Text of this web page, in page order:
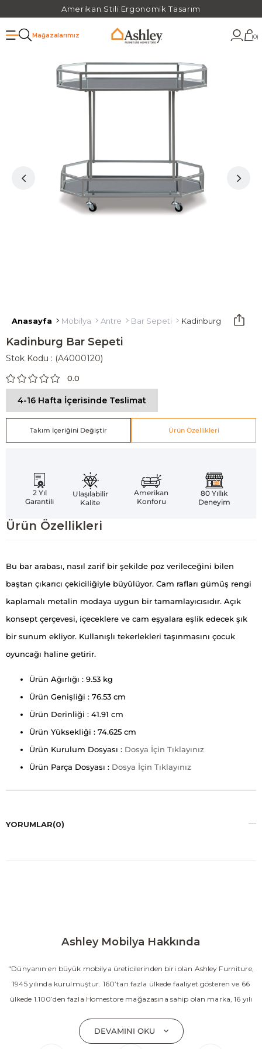
Amerikan Stili Ergonomik Tasarım
Mağazalarımız 0
Anasayfa Mobilya Antre Bar Sepeti Kadinburg Bar
Kadinburg Bar Sepeti
Stok Kodu (A4000120)
0.0
4-16 Hafta İçerisinde Teslimat
Takım İçeriğini Değiştir Ürün Özellikleri
2 Yıl
Garantili
Ulaşılabilir
Kalite
Amerikan
Konforu
80 Yıllık
Deneyim
Ürün Özellikleri
Bu bar arabası, nasıl zarif bir şekilde poz verileceğini bilen
baştan çıkarıcı çekiciliğiyle büyülüyor. Cam rafları gümüş rengi
kaplamalı metalin modaya uygun bir tamamlayıcısıdır. Açık
konsept çerçevesi, içeceklere ve cam eşyalara eşlik edecek şık
bir sunum ekliyor. Kullanışlı tekerlekleri taşınmasını çocuk
oyuncağı haline getirir.
Ürün Ağırlığı : 9.53 kg
Ürün Genişliği : 76.53 cm
Ürün Derinliği : 41.91 cm
Ürün Yüksekliği : 74.625 cm
Ürün Kurulum Dosyası : Dosya İçin Tıklayınız
Ürün Parça Dosyası : Dosya İçin Tıklayınız
YORUMLAR(0)
Ashley Mobilya Hakkında
"Dünyanın en büyük mobilya üreticilerinden biri olan Ashley Furniture,
1945 yılında kurulmuştur. 160’tan fazla ülkede faaliyet gösteren ve 66
ülkede 1.100’den fazla Homestore mağazasına sahip olan marka, 16 yılı
yatak odası, oturma odası, yemek odası, home ofis ve ev dekorasyon
aksesuarları dahil olmak üzere 20’den fazla ürün kategorisinde geniş bir
DEVAMINI OKU